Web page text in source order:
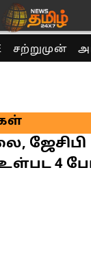
சற்றுமுன்
ஜேசிபி
4